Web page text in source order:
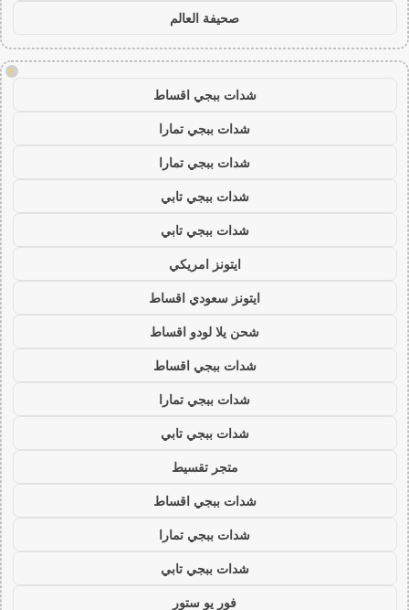
صحيفة العالم
!
شدات ببجي اقساط
شدات ببجي تمارا
شدات ببجي تمارا
شدات ببجي تابي
شدات ببجي تابي
ايتونز امريكي
ايتونز سعودي اقساط
شحن يلا لودو اقساط
شدات ببجي اقساط
شدات ببجي تمارا
شدات ببجي تابي
متجر تقسيط
شدات ببجي اقساط
شدات ببجي تمارا
شدات ببجي تابي
فور يو ستور